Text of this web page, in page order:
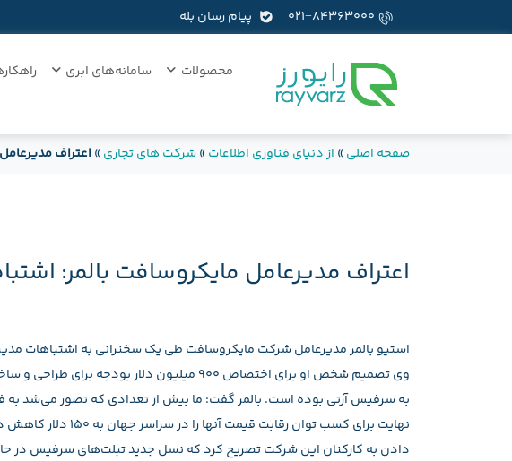
۰۲۱−۸۴۳۶۳۰۰۰ پیام رسان بله
محصولات سامانه‌های ابری
صفحه اصلی » از دنیای فناوری اطلاعات »شرکت های تجاری » اعتراف
اعتراف مدیرعامل مایکروسافت بالمر:
استیو بالمر مدیرعامل شرکت مایکروسافت طی یک سخنرانی به اشتباهات
وی تصمیم شخص او برای اختصاص 900 میلیون دلار
به سرفیس آرتی بوده است. بالمر گفت: ما بیش از تعدادی که تصور می‌شد
نهایت برای کسب توان
دادن به کارکنان این شرکت تصریح کرد که نسل جدید تبلت‌های سرفیس در